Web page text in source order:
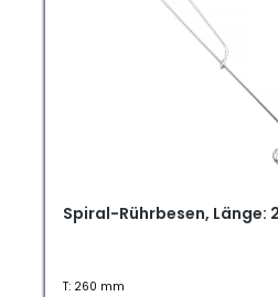
Spiral-Rührbesen, Länge:
T: 260 mm